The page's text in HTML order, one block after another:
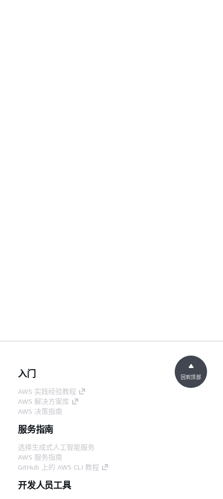
入门
AWS 实践经验教程
AWS 解决方案库
AWS 决策指南
服务指南
选择生成式人工智能服务
AWS 服务指南
GitHub 上的 AWS CLI 教程
开发人员工具
回到顶部